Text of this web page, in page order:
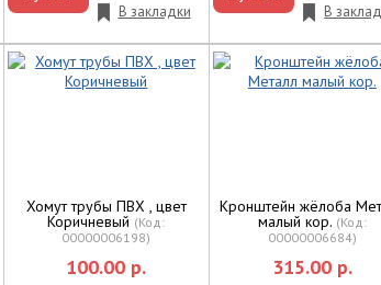
В закладки
В
Хомут трубы ПВХ , цвет
Коричневый (Код:
00000006198)
100.00 р.
Кронштейн жёлоба
малый кор. (Код:
00000006684)
315.00 р.